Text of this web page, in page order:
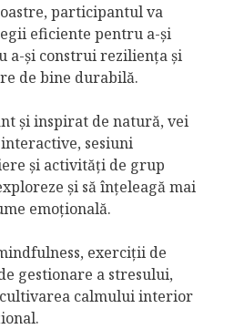
participantul va
eficiente pentru a-și
a-și construi reziliența și
de bine durabilă.
și inspirat de natură, vei
sesiuni
și activități de grup
și să înțeleagă mai
emoțională.
exerciții de
gestionare a stresului,
calmului interior